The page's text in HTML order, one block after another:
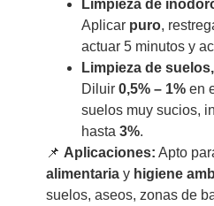
Limpieza de
Aplicar puro,
actuar 5 minutos y
Limpieza de
Diluir 0,5% – 1%en
suelos muy sucios,
hasta 3%.
📌 Aplicaciones: Apto
alimentariay higiene
suelos, aseos, zonas de